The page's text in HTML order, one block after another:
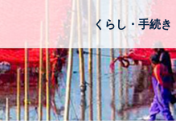
くらし・手続き